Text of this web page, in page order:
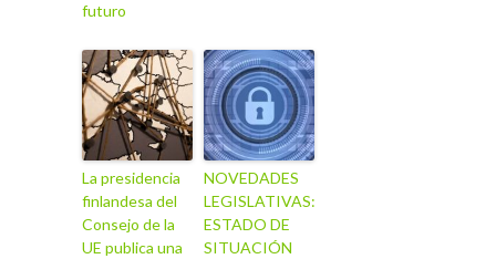
futuro
La presidencia
finlandesa del
Consejo de la
UE publica una
NOVEDADES
LEGISLATIVAS:
ESTADO DE
SITUACIÓN